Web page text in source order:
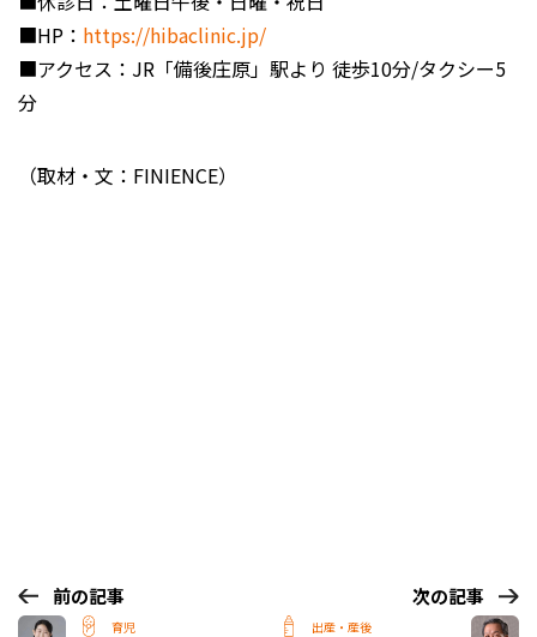
■HP： https://hibaclinic.jp/
■アクセス：JR「備後庄原」駅より 徒歩10分/タクシー5
分
（取材・文：FINIENCE）
前の記事
育児
次の記事
出産・産後